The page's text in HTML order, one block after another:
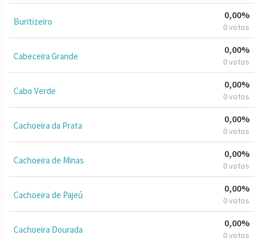
Buritizeiro
0,00%
0 votos
Cabeceira Grande
0,00%
0 votos
Cabo Verde
0,00%
0 votos
Cachoeira da Prata
0,00%
0 votos
Cachoeira de Minas
0,00%
0 votos
Cachoeira de Pajeú
0,00%
0 votos
Cachoeira Dourada
0,00%
0 votos